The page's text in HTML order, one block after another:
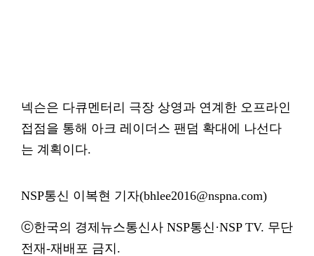
넥슨은 다큐멘터리 극장 상영과 연계한 오프라인
접점을 통해 아크 레이더스 팬덤 확대에 나선다
는 계획이다.
NSP통신 이복현 기자(bhlee2016@nspna.com)
ⓒ한국의 경제뉴스통신사 NSP통신·NSP TV. 무단
전재-재배포 금지.